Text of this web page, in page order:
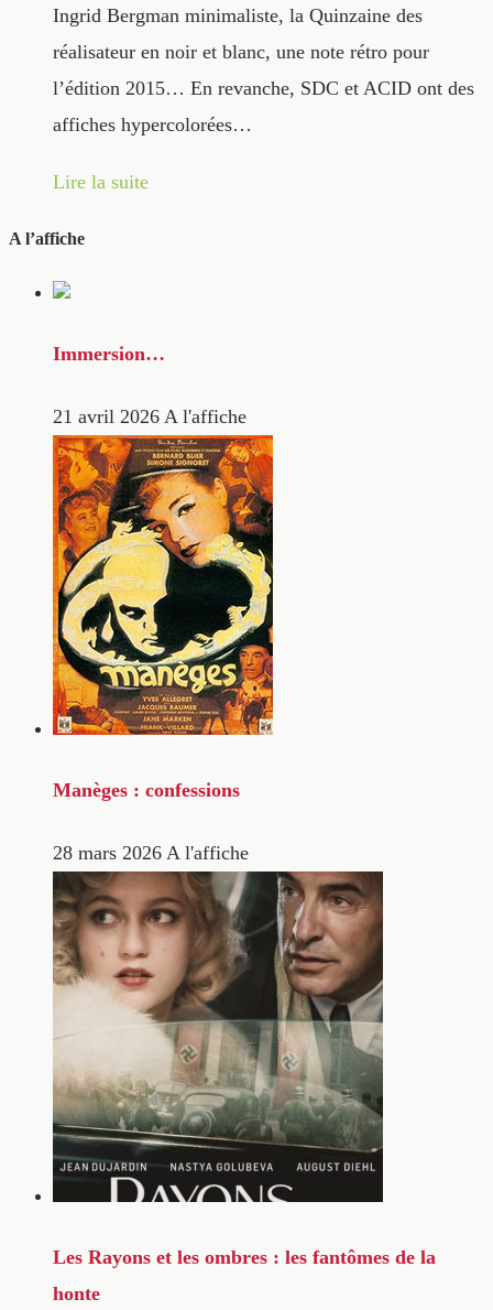
Ingrid Bergman minimaliste, la Quinzaine des
réalisateur en noir et blanc, une note rétro pour
l’édition 2015… En revanche, SDC et ACID ont des
affiches hypercolorées…
Lire la suite
A l’affiche
Immersion…
21 avril 2026 A l'affiche
Manèges : confessions
28 mars 2026 A l'affiche
Les Rayons et les ombres : les fantômes de la
honte